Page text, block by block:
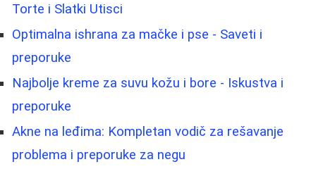
Torte i Slatki Utisci
Optimalna ishrana za mačke i pse - Saveti i
preporuke
Najbolje kreme za suvu kožu i bore - Iskustva i
preporuke
Akne na leđima: Kompletan vodič za rešavanje
problema i preporuke za negu